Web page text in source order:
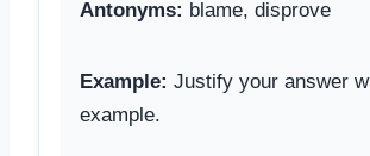
Antonyms: blame, disprove
Example: Justify your answer
example.